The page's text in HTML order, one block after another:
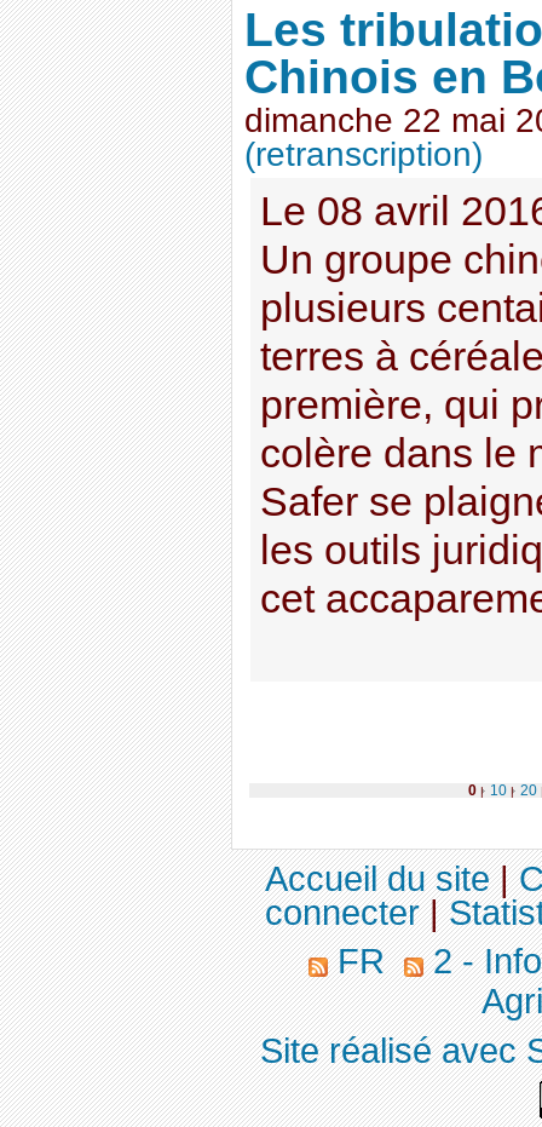
Les
Chinois en
dimanche 22 mai
(retranscription)
Le 08 avril
Un groupe
plusieurs
terres à
première, qui
colère dans le
Safer se
les outils
cet
0 | 10 | 20
Accueil du site|
connecter|
FR
2 -
Site réalisé avec